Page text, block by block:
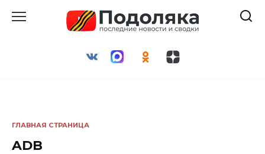
ГЛАВНАЯ СТРАНИЦА
ADB